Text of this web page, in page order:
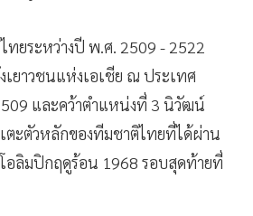
ยระหว่างปี พ.ศ. 2509 - 2522
ยาวชนแห่งเอเชีย ณ ประเทศ
และคว้าตำแหน่งที่ 3 นิวัฒน์
ะตัวหลักของทีมชาติไทยที่ได้ผ่าน
อลิมปิกฤดูร้อน 1968 รอบสุดท้ายที่